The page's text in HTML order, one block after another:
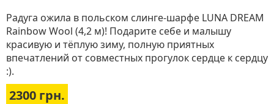
Радуга ожила в польском слинге-шарфе LUNA DREAM
Rainbow Wool (4,2 м)! Подарите себе и малышу
красивую и тёплую зиму, полную приятных
впечатлений от совместных прогулок сердце к сердцу
:).
2300 грн.